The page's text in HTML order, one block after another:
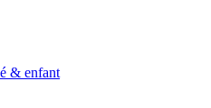
& enfant